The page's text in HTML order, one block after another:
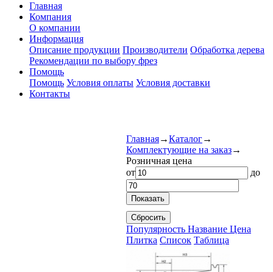
Главная
Компания
О компании
Информация
Описание продукции Производители Обработка дерева
Рекомендации по выбору фрез
Помощь
Помощь Условия оплаты Условия доставки
Контакты
Главная→Каталог→
Комплектующие на заказ→
Розничная цена
от
до
Показать
Сбросить
Популярность Название Цена
Плитка Список Таблица